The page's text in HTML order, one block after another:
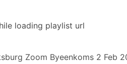
loading playlist url
Zoom Byeenkoms 2 Feb